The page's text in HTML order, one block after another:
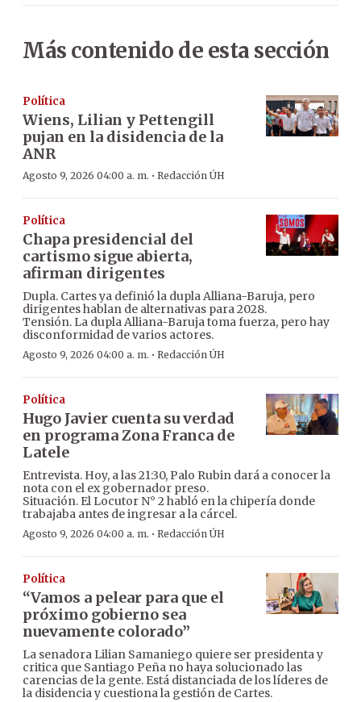
Más contenido de esta sección
Política
Wiens, Lilian y Pettengill
pujan en la disidencia de la
ANR
Agosto 9, 2026 04:00 a. m. · Redacción ÚH
Política
Chapa presidencial del
cartismo sigue abierta,
afirman dirigentes
Dupla. Cartes ya definió la dupla Alliana-Baruja, pero
dirigentes hablan de alternativas para 2028.
Tensión. La dupla Alliana-Baruja toma fuerza, pero hay
disconformidad de varios actores.
Agosto 9, 2026 04:00 a. m. · Redacción ÚH
Política
Hugo Javier cuenta su verdad
en programa Zona Franca de
Latele
Entrevista. Hoy, a las 21:30, Palo Rubin dará a conocer la
nota con el ex gobernador preso.
Situación. El Locutor N° 2 habló en la chipería donde
trabajaba antes de ingresar a la cárcel.
Agosto 9, 2026 04:00 a. m. · Redacción ÚH
Política
“Vamos a pelear para que el
próximo gobierno sea
nuevamente colorado”
La senadora Lilian Samaniego quiere ser presidenta y
critica que Santiago Peña no haya solucionado las
carencias de la gente. Está distanciada de los líderes de
la disidencia y cuestiona la gestión de Cartes.